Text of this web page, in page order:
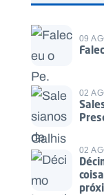
09
02
02